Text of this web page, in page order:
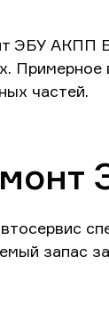
ЭБУ АКПП
Примерное
частей.
запас